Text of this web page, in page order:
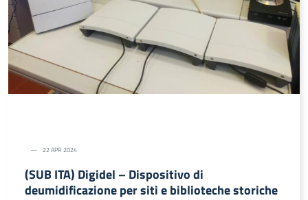
22 APR 2024
(SUB ITA) Digidel – Dispositivo di
deumidificazione per siti e biblioteche storiche